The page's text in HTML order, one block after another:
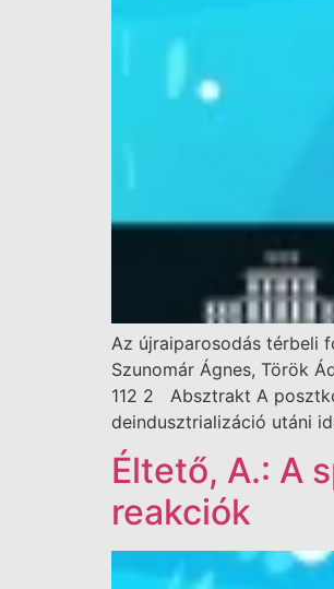
Az újraiparosodás térbeli
Szunomár Ágnes, Török
112 2 Absztrakt A
deindusztrializáció utáni
Éltető, A.: A
reakciók